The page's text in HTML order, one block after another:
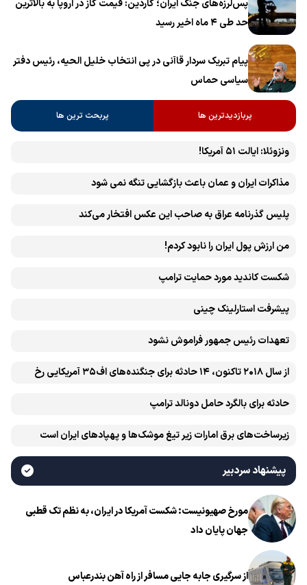
پس‌لرزه‌های جنگ ایران؛ گاردین: قیمت گاز در اروپا به بالاترین
حد طی ۴ ماه اخیر رسید
پیام تبریک سردار قاآنی در پی انتخاب خلیل الحیه، رئیس دفتر
سیاسی حماس
پربازدیدترین ها پربحث ترین ها
ونزوئلا: ایالت ۵۱ آمریکا!
مذاکرات ایران و عمان باعث بازگشایی تنگه نمی شود
پلیس گذرنامه عراق به صاحب این عکس افتخار می‌کند
من ارزش پول ایران را نابود کردم!
شکست کاندید مورد حمایت ترامپ
پیشرفت ‏استارلینک چینی
تعهدات رئیس جمهور فراموش نشود
از سال ۲۰۱۸ تاکنون، ۱۴ حادثه برای جنگنده‌های اف۳۵ آمریکایی رخ
حادثه برای بالگرد حامل دونالد ترامپ
زیرساخت‌های برق امارات زیر تیغ موشک‌ها و پهپادهای ایران است
پیشنهاد سردبیر
مورخ صهیونیست: شکست آمریکا در ایران، به نظم تک قطبی
جهان پایان داد
از سرگیری جابه جایی مسافر از راه آهن بندرعباس